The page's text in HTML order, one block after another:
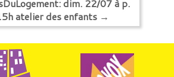
dim. 22/07 à p.
atelier des enfants →